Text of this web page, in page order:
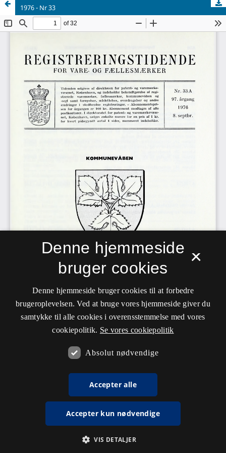
1976 - Nr 33
×
Denne hjemmeside
bruger cookies
Denne hjemmeside bruger cookies til at forbedre
brugeroplevelsen. Ved at bruge vores hjemmeside giver du
samtykke til alle cookies i overensstemmelse med vores
cookiepolitik. Se vores cookiepolitik
Absolut nødvendige
Accepter alle
Accepter kun nødvendige
VIS DETALJER